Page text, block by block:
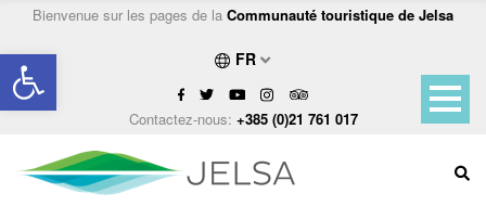
Ouvrir la barre d’outils
Bienvenue sur les pages de la Communauté touristique de Jelsa
FR
Contactez-nous: +385 (0)21 761 017